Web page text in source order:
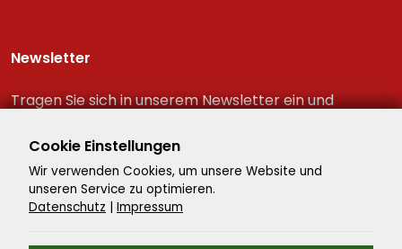
Newsletter
Tragen Sie sich in unserem Newsletter ein und
Reiseschnäppchen!
Cookie Einstellungen
Wir verwenden Cookies, um unsere Website und
unseren Service zu optimieren.
Datenschutz | Impressum